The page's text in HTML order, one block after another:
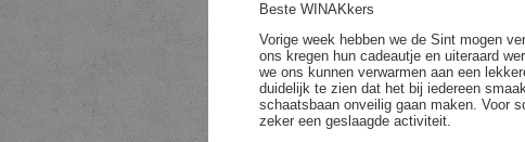
Beste WINAKkers
Vorige week hebben we de Sint mogen
ons kregen hun cadeautje en uiteraard
we ons kunnen verwarmen aan een
duidelijk te zien dat het bij iedereen
schaatsbaan onveilig gaan maken. Voor
zeker een geslaagde activiteit.